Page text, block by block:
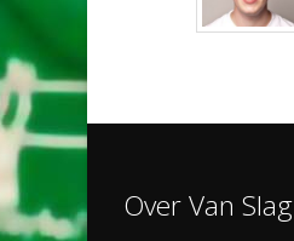
Over Van Slag